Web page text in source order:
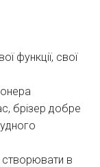
функції, свої
брізер добре
в